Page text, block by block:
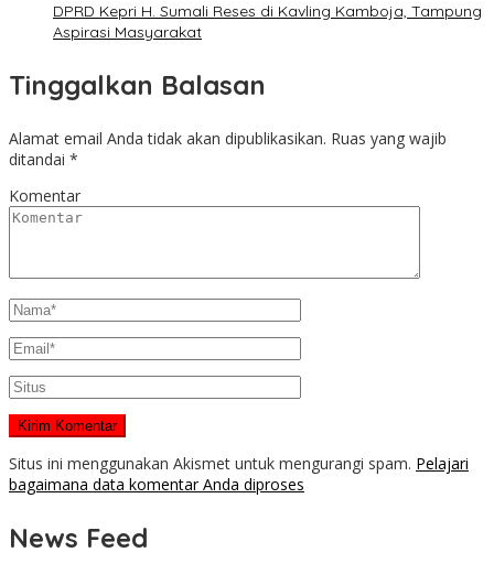
DPRD Kepri H. Sumali Reses di Kavling Kamboja, Tampung
Aspirasi Masyarakat
Tinggalkan Balasan
Alamat email Anda tidak akan dipublikasikan. Ruas yang wajib
ditandai *
Komentar
Situs ini menggunakan Akismet untuk mengurangi spam. Pelajari
bagaimana data komentar Anda diproses
News Feed